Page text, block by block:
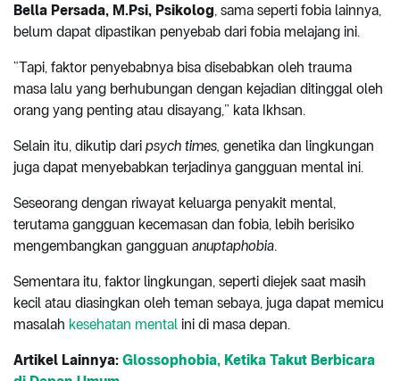
Bella Persada, M.Psi, Psikolog, sama seperti fobia lainnya,
belum dapat dipastikan penyebab dari fobia melajang ini.
“Tapi, faktor penyebabnya bisa disebabkan oleh trauma
masa lalu yang berhubungan dengan kejadian ditinggal oleh
orang yang penting atau disayang,” kata Ikhsan.
Selain itu, dikutip dari psych times, genetika dan lingkungan
juga dapat menyebabkan terjadinya gangguan mental ini.
Seseorang dengan riwayat keluarga penyakit mental,
terutama gangguan kecemasan dan fobia, lebih berisiko
mengembangkan gangguan anuptaphobia.
Sementara itu, faktor lingkungan, seperti diejek saat masih
kecil atau diasingkan oleh teman sebaya, juga dapat memicu
masalah kesehatan mental ini di masa depan.
Artikel Lainnya: Glossophobia, Ketika Takut Berbicara